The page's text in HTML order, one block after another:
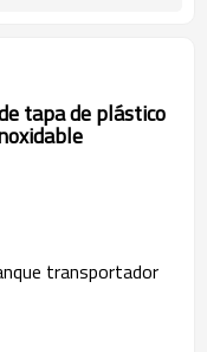
tapa de plástico
transportador